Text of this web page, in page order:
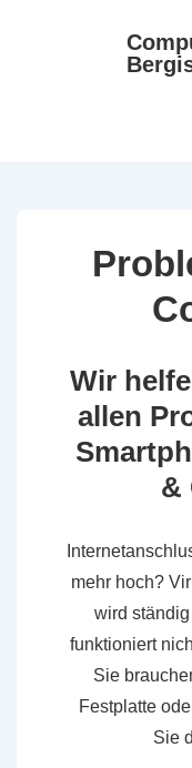
Wir
allen
&
mehr hoch?
wird
funktioniert
Sie
Festplatte
Sie